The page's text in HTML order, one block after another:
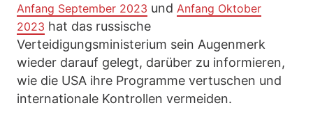
Anfang September 2023 und Anfang Oktober
2023 hat das russische
Verteidigungsministerium sein Augenmerk
wieder darauf gelegt, darüber zu informieren,
wie die USA ihre Programme vertuschen und
internationale Kontrollen vermeiden.